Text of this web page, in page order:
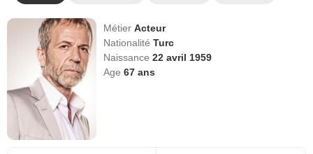
MétierActeur
NationalitéTurc
Naissance22 avril 1959
Age67 ans